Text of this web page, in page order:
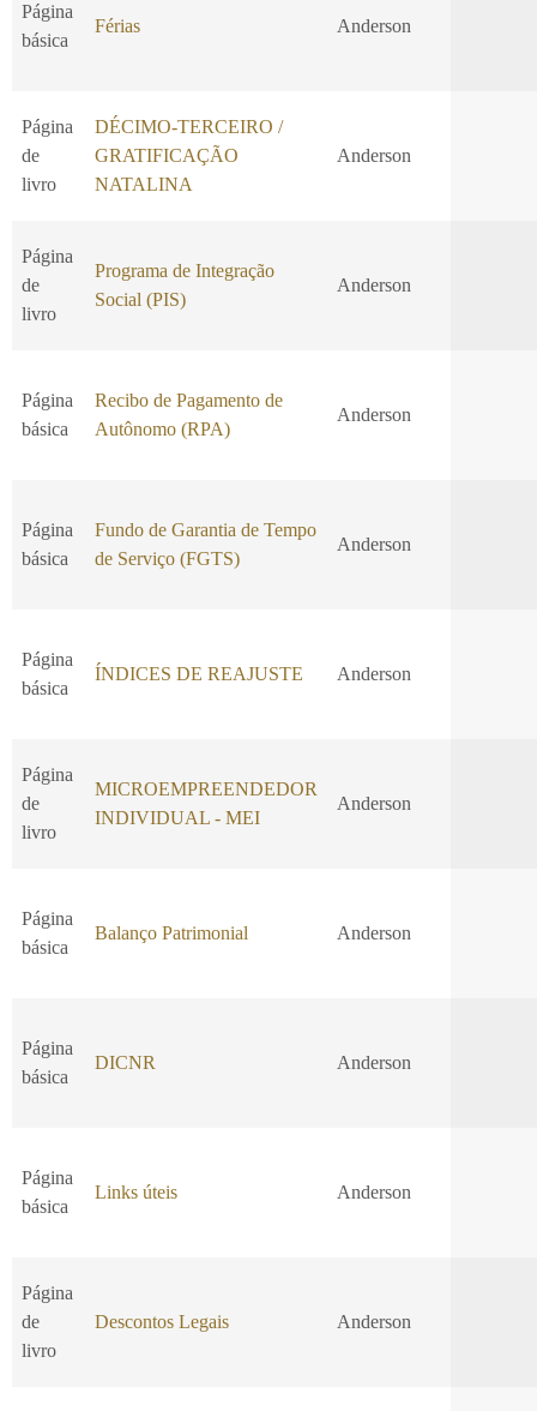
Página
básica
Férias Anderson
Página
de
livro
DÉCIMO-TERCEIRO /
GRATIFICAÇÃO
NATALINA
Anderson
Página
de
livro
Programa de Integração
Social (PIS)
Anderson
Página
básica
Recibo de Pagamento de
Autônomo (RPA)
Anderson
Página
básica
Fundo de Garantia de Tempo
de Serviço (FGTS)
Anderson
Página
básica
ÍNDICES DE REAJUSTE Anderson
Página
de
livro
MICROEMPREENDEDOR
INDIVIDUAL - MEI
Anderson
Página
básica
Balanço Patrimonial Anderson
Página
básica
DICNR Anderson
Página
básica
Links úteis Anderson
Página
de
livro
Descontos Legais Anderson